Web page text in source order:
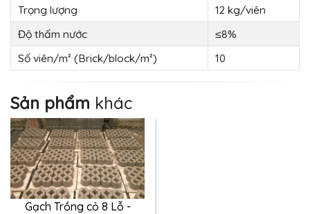
Trọng lượng
12 kg/viên
Độ thấm nước
≤8%
Số viên/m² (Brick/block/m²)
10
Sản phẩm khác
Gạch Trồng cỏ 8 Lỗ -